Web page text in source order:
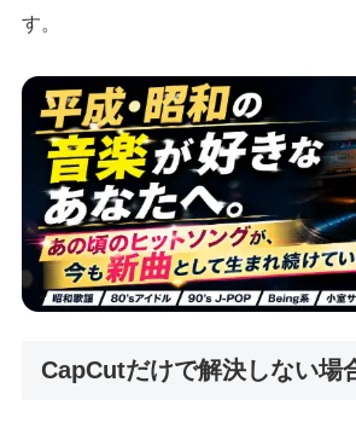
す。
CapCutだけで解決しない場